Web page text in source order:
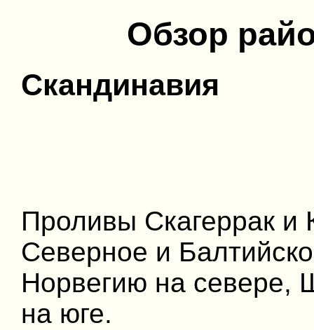
Обзор
Скандинавия
Проливы Скагеррак и
Северное и
Норвегию на севере,
на юге.